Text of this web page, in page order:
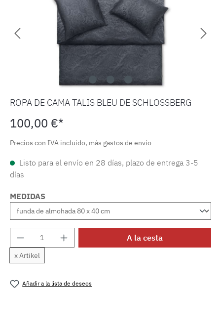
ROPA DE CAMA TALIS BLEU DE SCHLOSSBERG
100,00 €*
Precios con IVA incluido, más gastos de envío
Listo para el envío en 28 días, plazo de entrega 3-5
días
MEDIDAS
Cantidad del producto: introduce la
x Artikel
A la cesta
Añadir a la lista de deseos